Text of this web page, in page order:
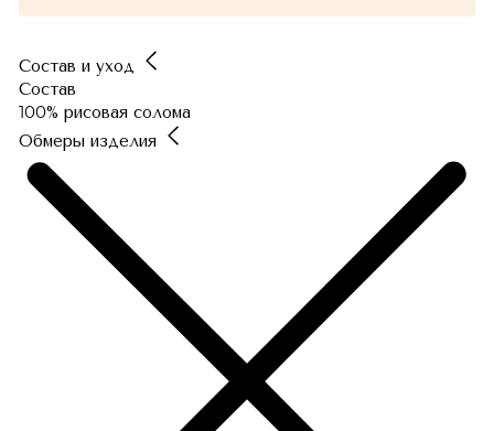
Состав и уход
Состав
100% рисовая солома
Обмеры изделия